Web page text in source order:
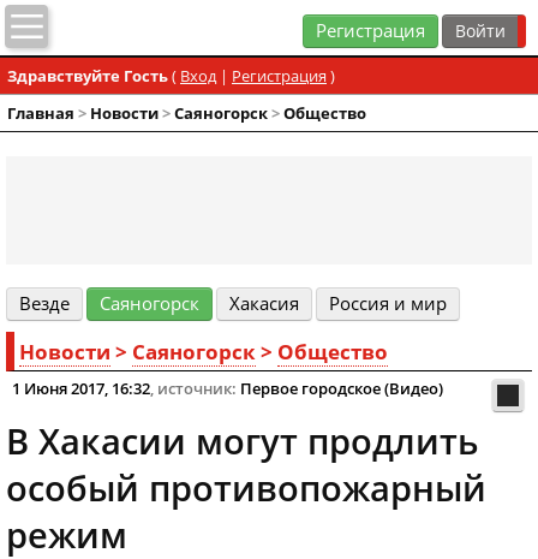
Регистрация
Здравствуйте Гость( Вход| Регистрация )
Главная > Новости>Cаяногорск>Общество
Везде Cаяногорск Хакасия Россия и мир
Новости > Cаяногорск> Общество
1 Июня 2017, 16:32, источник: Первое городское (Видео)
В Хакасии могут продлить
особый противопожарный
режим